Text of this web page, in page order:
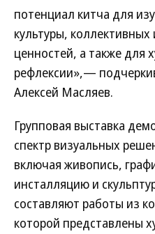
потенциал китча для
культуры,
ценностей, а также для
рефлексии»,—
Алексей Масляев.
Групповая выставка
спектр визуальных
включая живопись,
инсталляцию и
составляют работы из
которой представлены